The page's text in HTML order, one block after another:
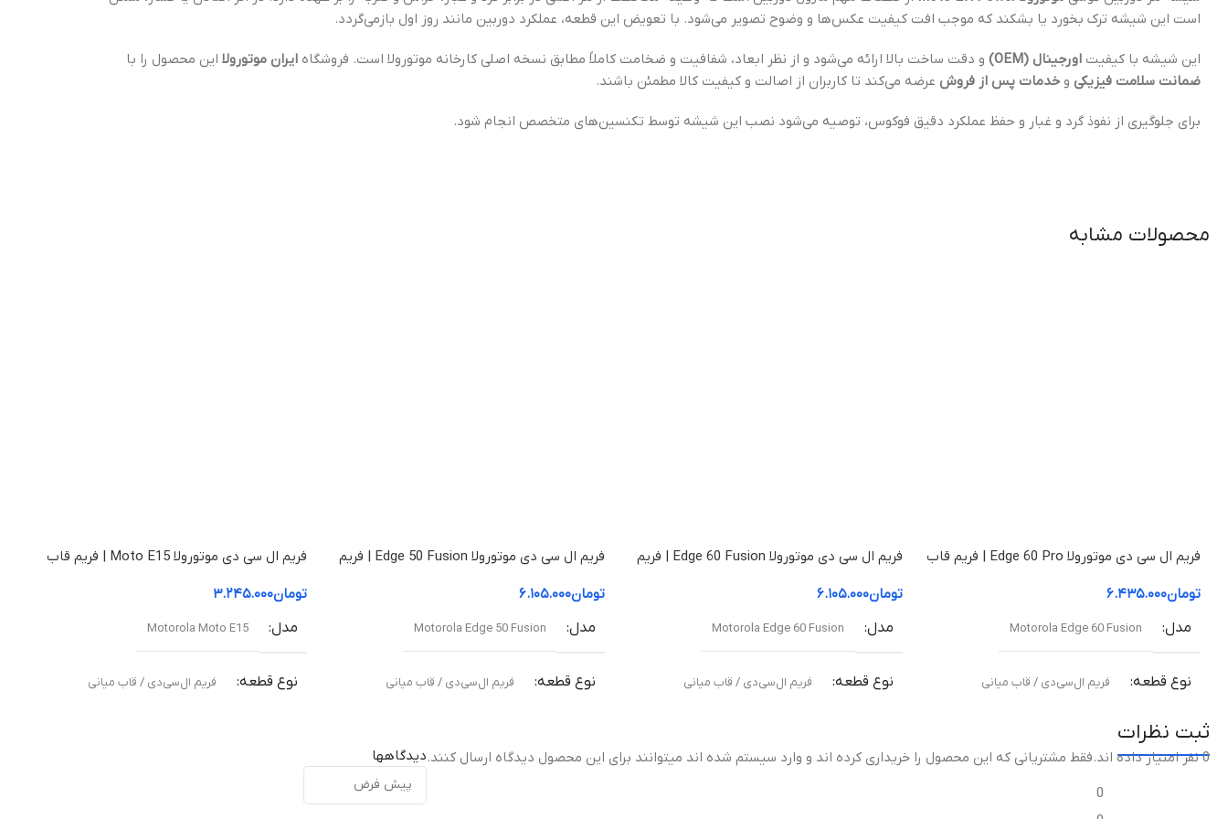
است این شیشه ترک بخورد یا بشکند که موجب افت کیفیت عکس‌ها و وضوح تصویر می‌شود. با تعویض این قطعه، عملکرد دوربین مانند روز اول بازمی‌گردد.
این شیشه با کیفیت اورجینال (OEM) و دقت ساخت بالا ارائه می‌شود و از نظر ابعاد، شفافیت و ضخامت کاملاً مطابق نسخه اصلی کارخانه موتورولا است. فروشگاه ایران موتورولا این محصول را با
ضمانت سلامت فیزیکی و خدمات پس از فروش عرضه می‌کند تا کاربران از اصالت و کیفیت کالا مطمئن باشند.
برای جلوگیری از نفوذ گرد و غبار و حفظ عملکرد دقیق فوکوس، توصیه می‌شود نصب این شیشه توسط تکنسین‌های متخصص انجام شود.
محصولات مشابه
فریم ال سی دی موتورولا Edge 60 Pro | فریم قاب
تومان۶.۴۳۵.۰۰۰
مدل
Motorola Edge 60 Fusion
نوع قطعه فریم ال‌سی‌دی / قاب میانی
مناسب برای
فریم ال سی دی موتورولا Edge 60 Fusion | فریم
تومان۶.۱۰۵.۰۰۰
مدل
Motorola Edge 60 Fusion
نوع قطعه فریم ال‌سی‌دی / قاب میانی
فریم ال سی دی موتورولا Edge 50 Fusion | فریم
تومان۶.۱۰۵.۰۰۰
مدل
Motorola Edge 50 Fusion
نوع قطعه فریم ال‌سی‌دی / قاب میانی
تعویض قاب میانی آسیب‌دیده یا شکسته
فریم ال سی دی موتورولا Moto E15 | فریم قاب
تومان۳.۲۴۵.۰۰۰
مدل
Motorola Moto E15
نوع قطعه فریم ال‌سی‌دی / قاب میانی
ثبت نظرات
0 نفر امتیاز داده اند
0
دیدگاهها.فقط مشتریانی که این محصول را خریداری کرده اند و وارد سیستم شده اند میتوانند برای این محصول دیدگاه ارسال کنند.